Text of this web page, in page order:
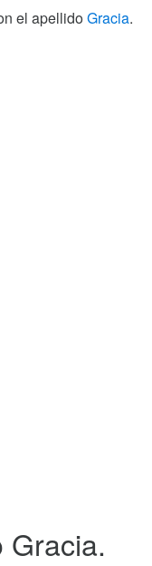
el apellidoGracia.
Gracia.